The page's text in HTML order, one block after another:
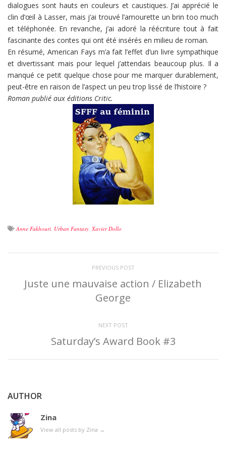
dialogues sont hauts en couleurs et caustiques. J’ai apprécié le
clin d’œil à Lasser, mais j’ai trouvé l’amourette un brin too much
et téléphonée. En revanche, j’ai adoré la réécriture tout à fait
fascinante des contes qui ont été insérés en milieu de roman.
En résumé, American Fays m’a fait l’effet d’un livre sympathique
et divertissant mais pour lequel j’attendais beaucoup plus. Il a
manqué ce petit quelque chose pour me marquer durablement,
peut-être en raison de l’aspect un peu trop lissé de l’histoire ?
Roman publié aux éditions Critic.
Anne Fakhouri, Urban Fantasy, Xavier Dollo
PREVIOUS POST
Juste une mauvaise action / Elizabeth
George
NEXT POST
Saturday’s Award Book #3
AUTHOR
Zina
View all posts by Zina →